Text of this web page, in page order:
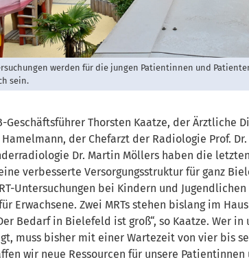
werden für die jungen Patientinnen und
sein.
Geschäftsführer Thorsten Kaatze, der Ärztliche
Hamelmann, der Chefarzt der Radiologie Prof.
Dr. Martin Möllers haben die
verbesserte Versorgungsstruktur für ganz
Untersuchungen bei Kindern und
Erwachsene. Zwei MRTs stehen bislang im
Bedarf in Bielefeld ist groß“, so Kaatze. Wer
muss bisher mit einer Wartezeit von vier bis
wir neue Ressourcen für unsere Patientinnen